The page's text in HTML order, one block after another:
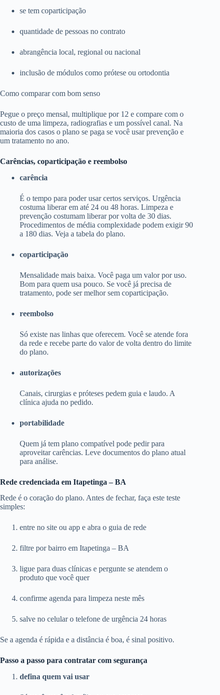
se tem coparticipação
quantidade de pessoas no contrato
abrangência local, regional ou nacional
inclusão de módulos como prótese ou ortodontia
Como comparar com bom senso
Pegue o preço mensal, multiplique por 12 e compare com o
custo de uma limpeza, radiografias e um possível canal. Na
maioria dos casos o plano se paga se você usar prevenção e
um tratamento no ano.
Carências, coparticipação e reembolso
carência
É o tempo para poder usar certos serviços. Urgência
costuma liberar em até 24 ou 48 horas. Limpeza e
prevenção costumam liberar por volta de 30 dias.
Procedimentos de média complexidade podem exigir 90
a 180 dias. Veja a tabela do plano.
coparticipação
Mensalidade mais baixa. Você paga um valor por uso.
Bom para quem usa pouco. Se você já precisa de
tratamento, pode ser melhor sem coparticipação.
reembolso
Só existe nas linhas que oferecem. Você se atende fora
da rede e recebe parte do valor de volta dentro do limite
do plano.
autorizações
Canais, cirurgias e próteses pedem guia e laudo. A
clínica ajuda no pedido.
portabilidade
Quem já tem plano compatível pode pedir para
aproveitar carências. Leve documentos do plano atual
para análise.
Rede credenciada em Itapetinga – BA
Rede é o coração do plano. Antes de fechar, faça este teste
simples:
entre no site ou app e abra o guia de rede
filtre por bairro em Itapetinga – BA
ligue para duas clínicas e pergunte se atendem o
produto que você quer
confirme agenda para limpeza neste mês
salve no celular o telefone de urgência 24 horas
Se a agenda é rápida e a distância é boa, é sinal positivo.
Passo a passo para contratar com segurança
defina quem vai usar